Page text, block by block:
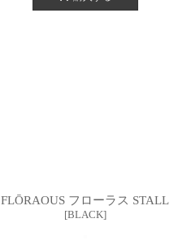
FLŌRAOUS フローラス STALL
[BLACK]